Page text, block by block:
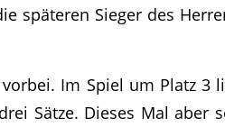
späteren Sieger des
Im Spiel um Platz 3
Sätze. Dieses Mal aber